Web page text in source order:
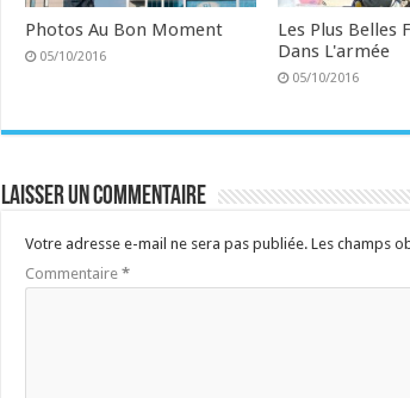
Photos Au Bon Moment
05/10/2016
Les Plus Belles
Dans L'armée
05/10/2016
Laisser un commentaire
Votre adresse e-mail ne sera pas publiée. Les champs
Commentaire *